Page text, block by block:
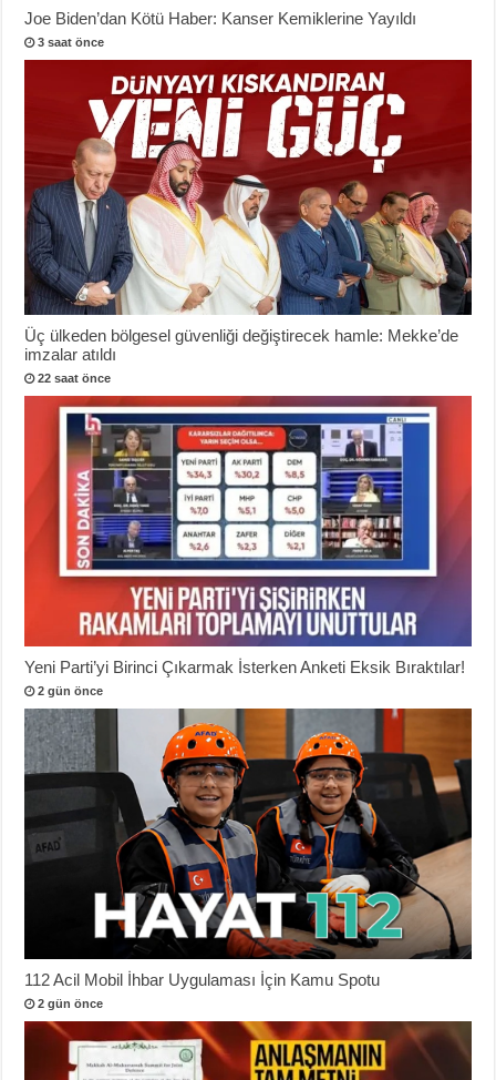
Joe Biden’dan Kötü Haber: Kanser Kemiklerine Yayıldı
3 saat önce
Üç ülkeden bölgesel güvenliği değiştirecek hamle: Mekke’de
imzalar atıldı
22 saat önce
Yeni Parti’yi Birinci Çıkarmak İsterken Anketi Eksik Bıraktılar!
2 gün önce
112 Acil Mobil İhbar Uygulaması İçin Kamu Spotu
2 gün önce